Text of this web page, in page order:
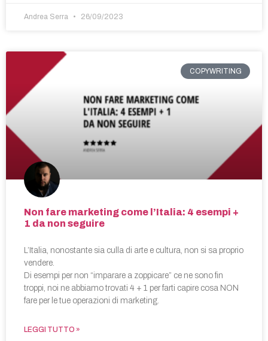
Andrea Serra 26/09/2023
COPYWRITING
Non fare marketing come l’Italia: 4 esempi +
1 da non seguire
L’Italia, nonostante sia culla di arte e cultura, non si sa proprio
vendere.
Di esempi per non “imparare a zoppicare” ce ne sono fin
troppi, noi ne abbiamo trovati 4 + 1 per farti capire cosa NON
fare per le tue operazioni di marketing.
LEGGI TUTTO »